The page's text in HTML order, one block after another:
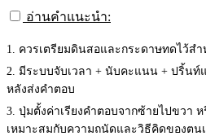
อ่านคำแนะนำ:
1. ควรเตรียมดินสอและกระดาษทดไว้ส
2. มีระบบจับเวลา + นับคะแนน + ปริ้น
หลังส่งคำตอบ
3. ปุ่มตั้งค่าเรียงคำตอบจากซ้ายไปขวา
เหมาะสมกับความถนัดและวิธีคิดของตนเ